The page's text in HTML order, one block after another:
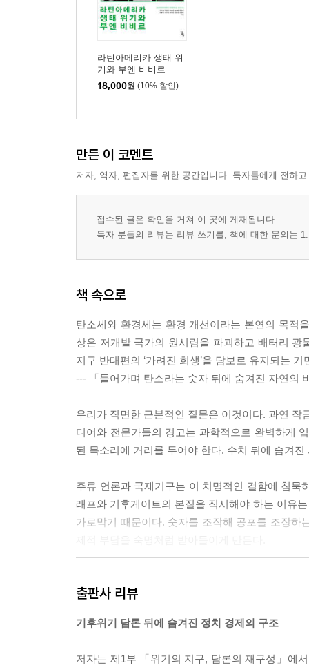
라틴아메리카 생태 위
기와 부엔 비비르
18,000원 (10% 할인)
만든 이 코멘트
저자, 역자, 편집자를 위한 공간입니다. 독자들에게 전하
접수된 글은 확인을 거쳐 이 곳에 게재됩니다.
독자 분들의 리뷰는 리뷰 쓰기를, 책에 대한 문의는
책 속으로
탄소세와 환경세는 환경 개선이라는 본연의 목적
상은 저개발 국가의 원시림을 파괴하고 배터리 광
지구 반대편의 ‘가려진 희생’을 담보로 유지되는
--- 「들어가며 탄소라는 숫자 뒤에 숨겨진 자연의
우리가 직면한 근본적인 질문은 이것이다. 과연
디어와 전문가들의 경고는 과학적으로 완벽하게
된 목소리에 거리를 두어야 한다. 수치 뒤에 숨겨
주류 언론과 국제기구는 이 치명적인 결함에 침
래프와 기후게이트의 본질을 직시해야 하는 이유
가로막기 때문이다. 숫자를 조작해 공포를 조장
을 감내하며 특정 신재생 에너지 기업들의 보조
장된 정책 보고서 뒤에는, 매일 수십만 배럴의 원
출판사 리뷰
기후위기 담론 뒤에 숨겨진 정치 경제의 구조
저자는 제1부 「위기의 지구, 담론의 재구성」에